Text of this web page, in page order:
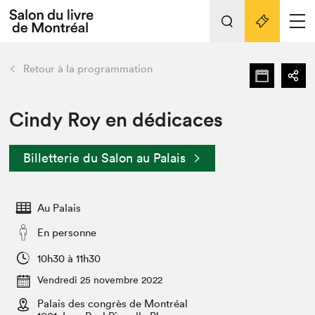
Espace médias
Espace exposant⋅e⋅s
Tout sur l'édition 2022
Actualités
Vidéos et Balados
Club de lecture Braindate
retour Nos activités
Édition 2022
Nous connaître
Projets partenaires 2022
Archives
Liens pratiques
Retour à la programmation
Cindy Roy en dédicaces
Billetterie du Salon au Palais
Au Palais
En personne
10h30 à 11h30
Vendredi 25 novembre 2022
Palais des congrès de Montréal